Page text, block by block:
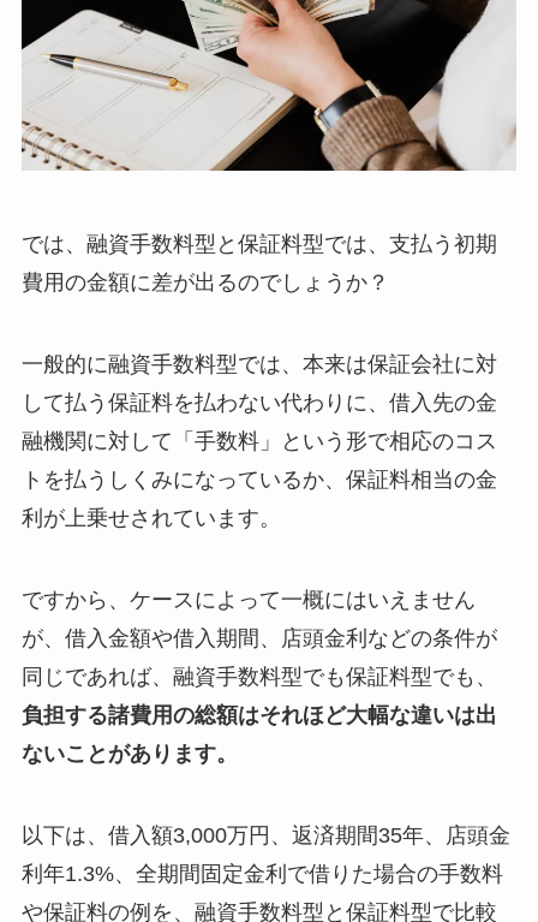
では、融資手数料型と保証料型では、支払う初期
費用の金額に差が出るのでしょうか？
一般的に融資手数料型では、本来は保証会社に対
して払う保証料を払わない代わりに、借入先の金
融機関に対して「手数料」という形で相応のコス
トを払うしくみになっているか、保証料相当の金
利が上乗せされています。
ですから、ケースによって一概にはいえません
が、借入金額や借入期間、店頭金利などの条件が
同じであれば、融資手数料型でも保証料型でも、
負担する諸費用の総額はそれほど大幅な違いは出
ないことがあります。
以下は、借入額3,000万円、返済期間35年、店頭金
利年1.3%、全期間固定金利で借りた場合の手数料
や保証料の例を、融資手数料型と保証料型で比較